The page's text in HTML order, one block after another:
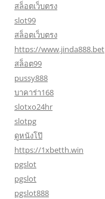
สล็อตเว็บตรง
slot99
สล็อตเว็บตรง
https://www.jinda888.bet
สล็อต99
pussy888
บาคาร่า168
slotxo24hr
slotpg
ดูหนังโป๊
https://1xbetth.win
pgslot
pgslot
pgslot888